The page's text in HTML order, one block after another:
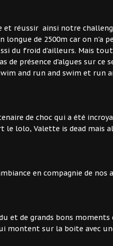
réussir ainsi notre
de 2500m car on n'a
du froid d'ailleurs. Mais tout
de présence d'algues sur ce
and run and swim et run
de choc qui a été
le lolo, Valette is dead mais
en compagnie de nos
et de grands bons moments
montent sur la boite avec